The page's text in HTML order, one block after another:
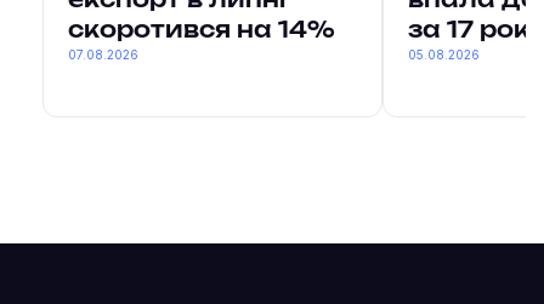
скоротився на 14%
07.08.2026
за 17
05.08.2026